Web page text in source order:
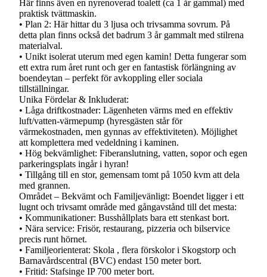
Här finns även en nyrenoverad toalett (ca 1 år gammal) med
praktisk tvättmaskin.
• Plan 2: Här hittar du 3 ljusa och trivsamma sovrum. På
detta plan finns också det badrum 3 år gammalt med stilrena
materialval.
• Unikt isolerat uterum med egen kamin! Detta fungerar som
ett extra rum året runt och ger en fantastisk förlängning av
boendeytan – perfekt för avkoppling eller sociala
tillställningar.
Unika Fördelar & Inkluderat:
• Låga driftkostnader: Lägenheten värms med en effektiv
luft/vatten-värmepump (hyresgästen står för
värmekostnaden, men gynnas av effektiviteten). Möjlighet
att komplettera med vedeldning i kaminen.
• Hög bekvämlighet: Fiberanslutning, vatten, sopor och egen
parkeringsplats ingår i hyran!
• Tillgång till en stor, gemensam tomt på 1050 kvm att dela
med grannen.
Området – Bekvämt och Familjevänligt: Boendet ligger i ett
lugnt och trivsamt område med gångavstånd till det mesta:
• Kommunikationer: Busshållplats bara ett stenkast bort.
• Nära service: Frisör, restaurang, pizzeria och bilservice
precis runt hörnet.
• Familjeorienterat: Skola , flera förskolor i Skogstorp och
Barnavårdscentral (BVC) endast 150 meter bort.
• Fritid: Stafsinge IP 700 meter bort.